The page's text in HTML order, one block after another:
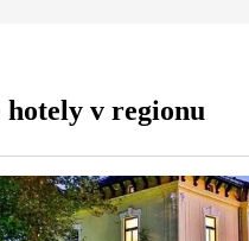
hotely v regionu